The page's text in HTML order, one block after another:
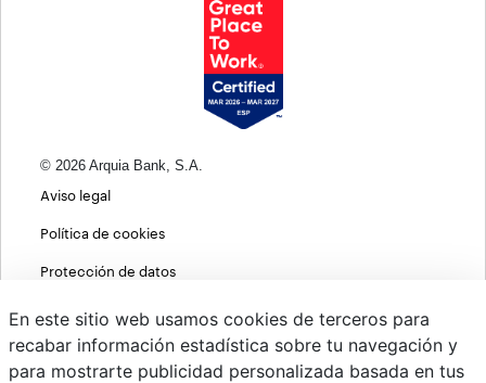
© 2026 Arquia Bank, S.A.
Aviso legal
Política de cookies
Protección de datos
Política de privacidad web
MIFID
En este sitio web usamos cookies de terceros para
recabar información estadística sobre tu navegación y
para mostrarte publicidad personalizada basada en tus